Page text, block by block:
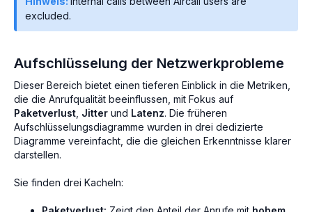
excluded.
Aufschlüsselung der Netzwerkprobleme
Dieser Bereich bietet einen tieferen Einblick in die Metriken,
die die Anrufqualität beeinflussen, mit Fokus auf
Paketverlust Jitter und Latenz. Die früheren
Aufschlüsselungsdiagramme wurden in drei dedizierte
Diagramme vereinfacht, die die gleichen Erkenntnisse klarer
darstellen.
Sie finden drei Kacheln: